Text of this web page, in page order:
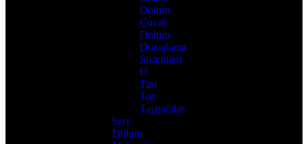
Dolum
Çuval
Dolum
Dozajlama
Sistemleri
U
Tipi
Toz
Taşıyıcılar
Sıvı
Dolum